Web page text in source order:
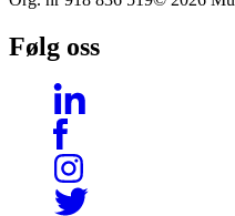
Følg oss